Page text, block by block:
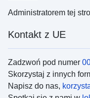
Administratorem tej
Kontakt z UE
Zadzwoń pod numer
Skorzystaj z innych
Napisz do nas,